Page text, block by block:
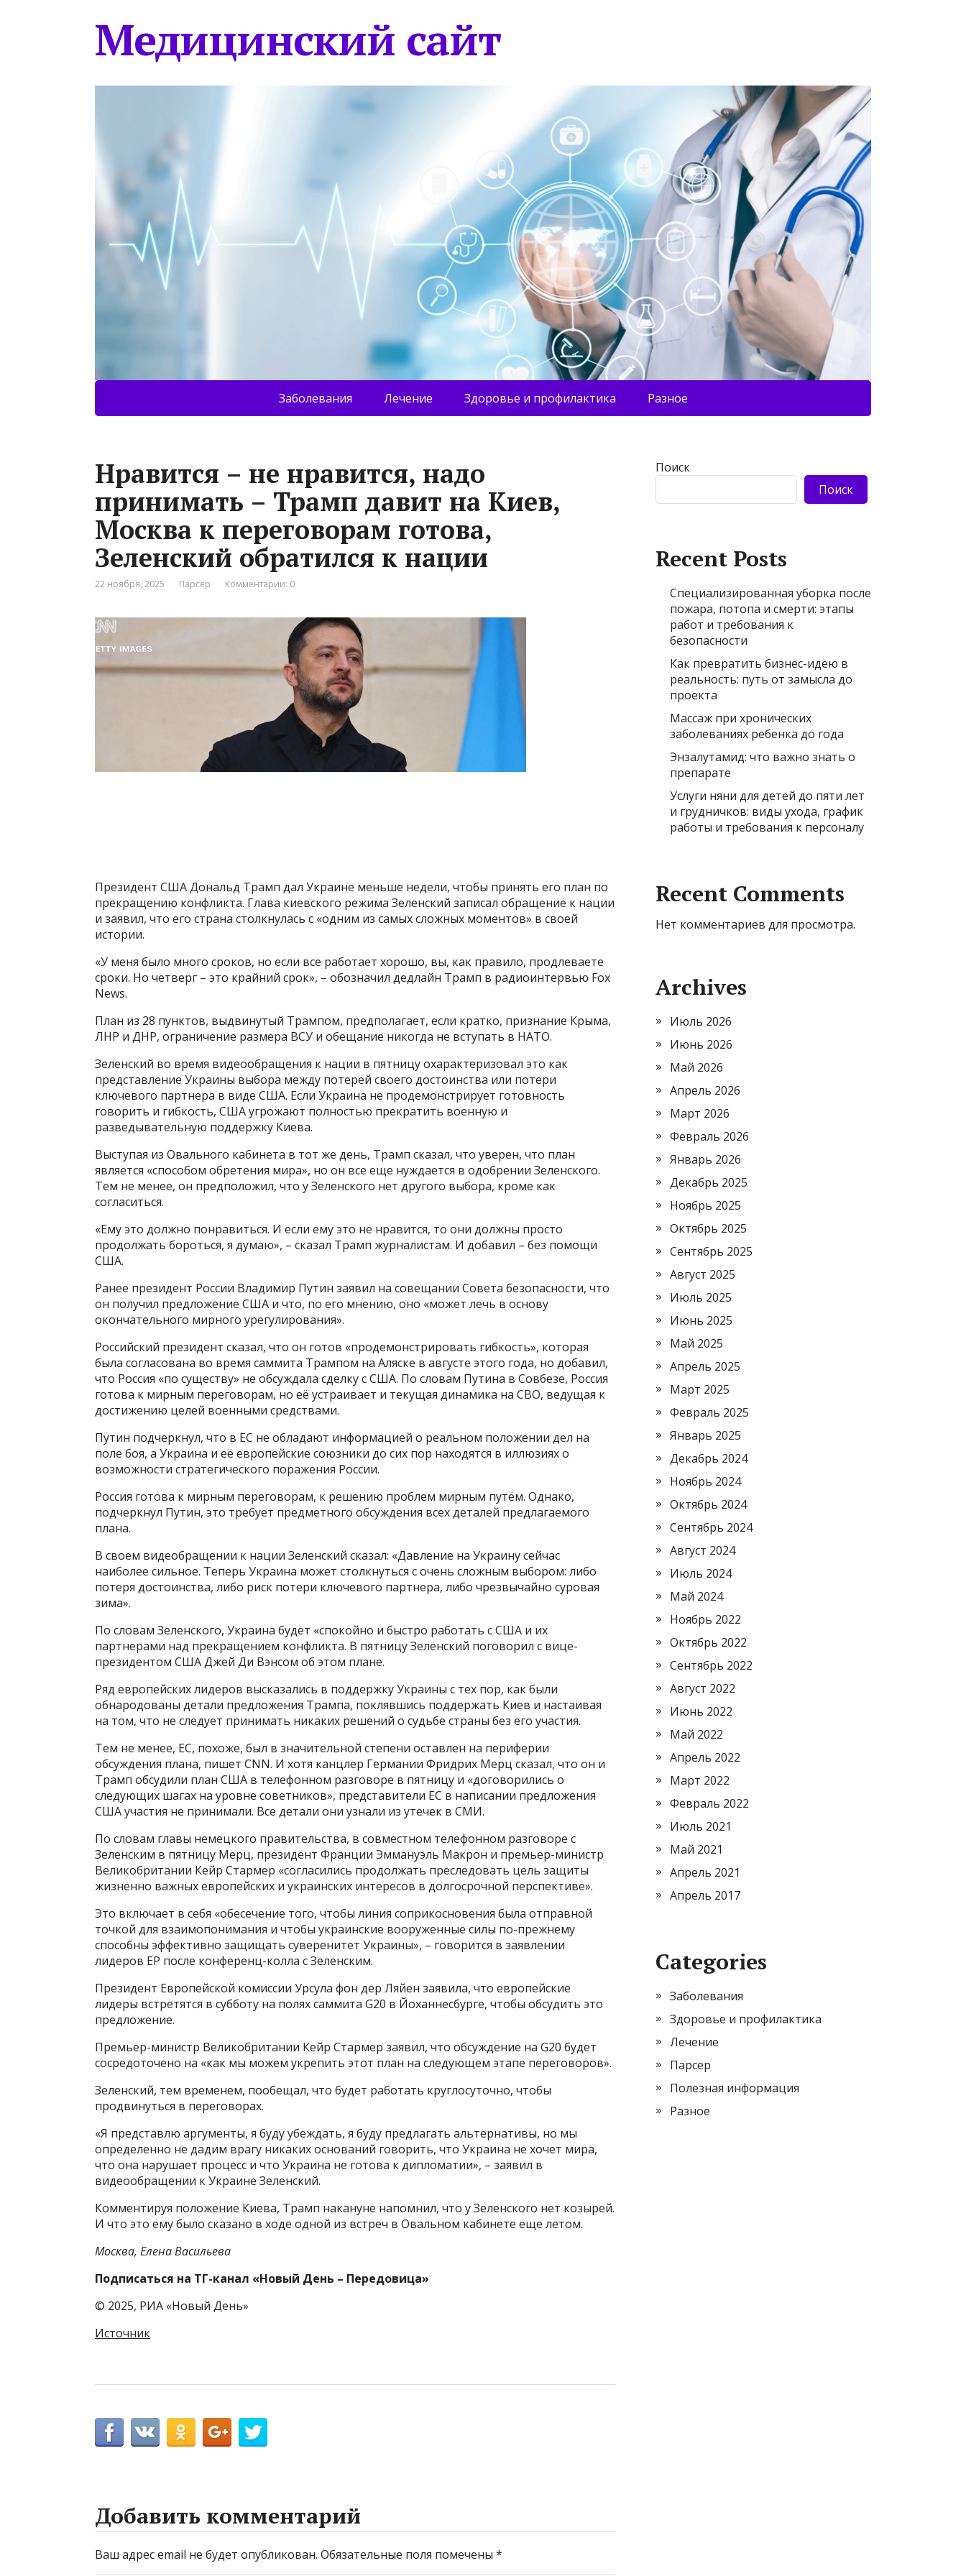
Медицинский сайт
Заболевания Лечение Здоровье и профилактика Разное
Нравится – не нравится, надо
принимать – Трамп давит на Киев,
Москва к переговорам готова,
Зеленский обратился к нации
22 ноября, 2025 Парсер Комментарии: 0
Президент США Дональд Трамп дал Украине меньше недели, чтобы принять его план по
прекращению конфликта. Глава киевского режима Зеленский записал обращение к нации
и заявил, что его страна столкнулась с «одним из самых сложных моментов» в своей
истории.
«У меня было много сроков, но если все работает хорошо, вы, как правило, продлеваете
сроки. Но четверг – это крайний срок», – обозначил дедлайн Трамп в радиоинтервью Fox
News.
План из 28 пунктов, выдвинутый Трампом, предполагает, если кратко, признание Крыма,
ЛНР и ДНР, ограничение размера ВСУ и обещание никогда не вступать в НАТО.
Зеленский во время видеообращения к нации в пятницу охарактеризовал это как
представление Украины выбора между потерей своего достоинства или потери
ключевого партнера в виде США. Если Украина не продемонстрирует готовность
говорить и гибкость, США угрожают полностью прекратить военную и
разведывательную поддержку Киева.
Выступая из Овального кабинета в тот же день, Трамп сказал, что уверен, что план
является «способом обретения мира», но он все еще нуждается в одобрении Зеленского.
Тем не менее, он предположил, что у Зеленского нет другого выбора, кроме как
согласиться.
«Ему это должно понравиться. И если ему это не нравится, то они должны просто
продолжать бороться, я думаю», – сказал Трамп журналистам. И добавил – без помощи
США.
Ранее президент России Владимир Путин заявил на совещании Совета безопасности, что
он получил предложение США и что, по его мнению, оно «может лечь в основу
окончательного мирного урегулирования».
Российский президент сказал, что он готов «продемонстрировать гибкость», которая
была согласована во время саммита Трампом на Аляске в августе этого года, но добавил,
что Россия «по существу» не обсуждала сделку с США. По словам Путина в Совбезе, Россия
готова к мирным переговорам, но её устраивает и текущая динамика на СВО, ведущая к
достижению целей военными средствами.
Путин подчеркнул, что в ЕС не обладают информацией о реальном положении дел на
поле боя, а Украина и её европейские союзники до сих пор находятся в иллюзиях о
возможности стратегического поражения России.
Россия готова к мирным переговорам, к решению проблем мирным путём. Однако,
подчеркнул Путин, это требует предметного обсуждения всех деталей предлагаемого
плана.
В своем видеобращении к нации Зеленский сказал: «Давление на Украину сейчас
наиболее сильное. Теперь Украина может столкнуться с очень сложным выбором: либо
потеря достоинства, либо риск потери ключевого партнера, либо чрезвычайно суровая
зима».
По словам Зеленского, Украина будет «спокойно и быстро работать с США и их
партнерами над прекращением конфликта. В пятницу Зеленский поговорил с вице-
президентом США Джей Ди Вэнсом об этом плане.
Ряд европейских лидеров высказались в поддержку Украины с тех пор, как были
обнародованы детали предложения Трампа, поклявшись поддержать Киев и настаивая
на том, что не следует принимать никаких решений о судьбе страны без его участия.
Тем не менее, ЕС, похоже, был в значительной степени оставлен на периферии
обсуждения плана, пишет CNN. И хотя канцлер Германии Фридрих Мерц сказал, что он и
Трамп обсудили план США в телефонном разговоре в пятницу и «договорились о
следующих шагах на уровне советников», представители ЕС в написании предложения
США участия не принимали. Все детали они узнали из утечек в СМИ.
По словам главы немецкого правительства, в совместном телефонном разговоре с
Зеленским в пятницу Мерц, президент Франции Эммануэль Макрон и премьер-министр
Великобритании Кейр Стармер «согласились продолжать преследовать цель защиты
жизненно важных европейских и украинских интересов в долгосрочной перспективе».
Это включает в себя «обесечение того, чтобы линия соприкосновения была отправной
точкой для взаимопонимания и чтобы украинские вооруженные силы по-прежнему
способны эффективно защищать суверенитет Украины», – говорится в заявлении
лидеров ЕР после конференц-колла с Зеленским.
Президент Европейской комиссии Урсула фон дер Ляйен заявила, что европейские
лидеры встретятся в субботу на полях саммита G20 в Йоханнесбурге, чтобы обсудить это
предложение.
Премьер-министр Великобритании Кейр Стармер заявил, что обсуждение на G20 будет
сосредоточено на «как мы можем укрепить этот план на следующем этапе переговоров».
Зеленский, тем временем, пообещал, что будет работать круглосуточно, чтобы
продвинуться в переговорах.
«Я представлю аргументы, я буду убеждать, я буду предлагать альтернативы, но мы
определенно не дадим врагу никаких оснований говорить, что Украина не хочет мира,
что она нарушает процесс и что Украина не готова к дипломатии», – заявил в
видеообращении к Украине Зеленский.
Комментируя положение Киева, Трамп накануне напомнил, что у Зеленского нет козырей.
И что это ему было сказано в ходе одной из встреч в Овальном кабинете еще летом.
Москва, Елена Васильева
Подписаться на ТГ-канал «Новый День – Передовица»
© 2025, РИА «Новый День»
Источник
Добавить комментарий
Ваш адрес email не будет опубликован. Обязательные поля помечены *
Поиск
Поиск
Recent Posts
Специализированная уборка после
пожара, потопа и смерти: этапы
работ и требования к
безопасности
Как превратить бизнес-идею в
реальность: путь от замысла до
проекта
Массаж при хронических
заболеваниях ребенка до года
Энзалутамид: что важно знать о
препарате
Услуги няни для детей до пяти лет
и грудничков: виды ухода, график
работы и требования к персоналу
Recent Comments
Нет комментариев для просмотра.
Archives
Июль 2026
Июнь 2026
Май 2026
Апрель 2026
Март 2026
Февраль 2026
Январь 2026
Декабрь 2025
Ноябрь 2025
Октябрь 2025
Сентябрь 2025
Август 2025
Июль 2025
Июнь 2025
Май 2025
Апрель 2025
Март 2025
Февраль 2025
Январь 2025
Декабрь 2024
Ноябрь 2024
Октябрь 2024
Сентябрь 2024
Август 2024
Июль 2024
Май 2024
Ноябрь 2022
Октябрь 2022
Сентябрь 2022
Август 2022
Июнь 2022
Май 2022
Апрель 2022
Март 2022
Февраль 2022
Июль 2021
Май 2021
Апрель 2021
Апрель 2017
Categories
Заболевания
Здоровье и профилактика
Лечение
Парсер
Полезная информация
Разное